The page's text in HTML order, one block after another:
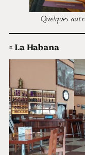
Quelques
¤La Habana